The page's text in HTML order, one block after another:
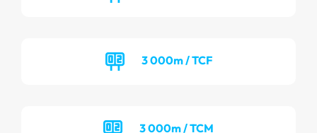
3 000m / TCF
3 000m / TCM